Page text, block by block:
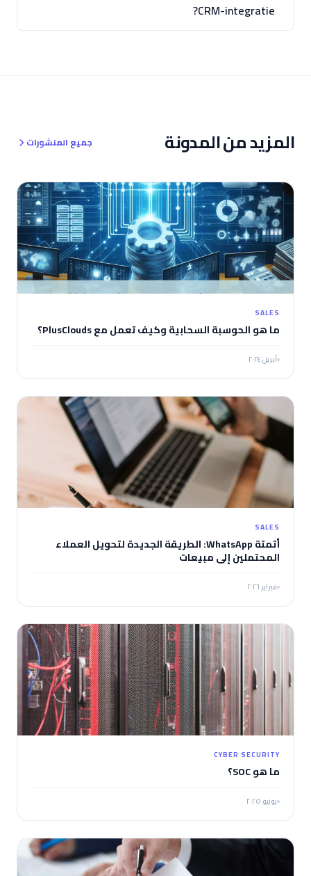
CRM-integratie?
المزيد من المدونة جميع المنشورات
SALES
ما هو الحوسبة السحابية وكيف تعمل مع PlusClouds؟
أبريل ٢٠٢٤
SALES
أتمتة WhatsApp: الطريقة الجديدة لتحويل العملاء
المحتملين إلى مبيعات
فبراير ٢٠٢٦
CYBER SECURITY
ما هو SOC؟
يونيو ٢٠٢٥